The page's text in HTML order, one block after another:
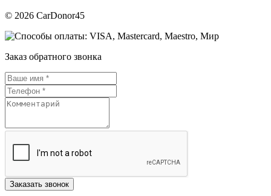
© 2026 CarDonor45
Заказ обратного звонка